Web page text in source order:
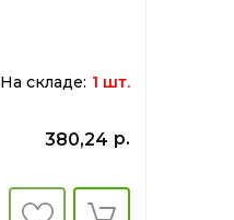
На складе: 1 шт.
380,24 р.